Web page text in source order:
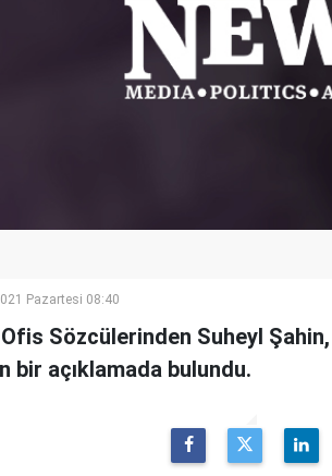
Pazartesi 08:40
Ofis Sözcülerinden Suheyl
bir açıklamada bulundu.